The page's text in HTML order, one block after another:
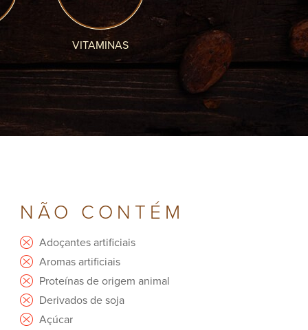
VITAMINAS
NÃO CONTÉM
Adoçantes artificiais
Aromas artificiais
Proteínas de origem animal
Derivados de soja
Açúcar